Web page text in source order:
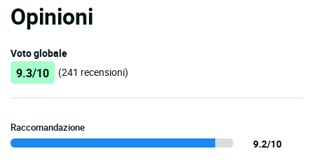
Opinioni
Voto globale
9.3/10 (241 recensioni)
Raccomandazione
9.2/10